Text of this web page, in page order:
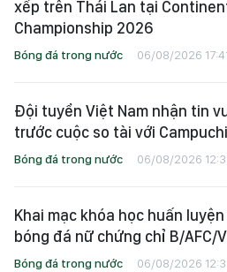
xếp trên Thái Lan tại
Championship 2026
Bóng đá trong nước 06/08/2026
Đội tuyển Việt Nam nhận tin
trước cuộc so tài với
Bóng đá trong nước 06/08/2026
Khai mạc khóa học huấn
bóng đá nữ chứng chỉ B/AFC/
Bóng đá trong nước 06/08/2026